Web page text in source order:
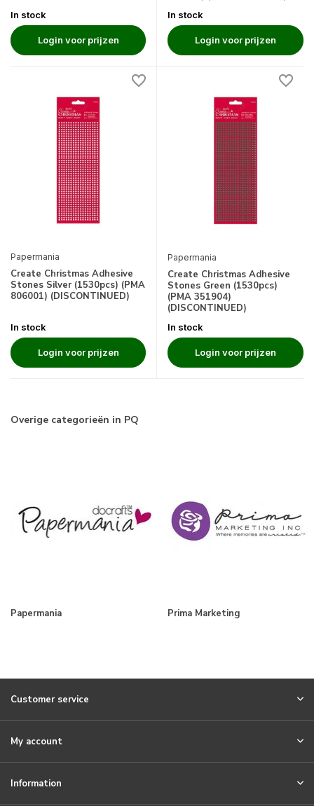
In stock
Login voor prijzen
In stock
Login voor prijzen
Papermania
Create Christmas Adhesive
Stones Silver (1530pcs) (PMA
806001) (DISCONTINUED)
In stock
Login voor prijzen
Papermania
Create Christmas Adhesive
Stones Green (1530pcs)
(PMA 351904)
(DISCONTINUED)
In stock
Login voor prijzen
Overige categorieën in PQ
Papermania Prima Marketing
Customer service
My account
Information